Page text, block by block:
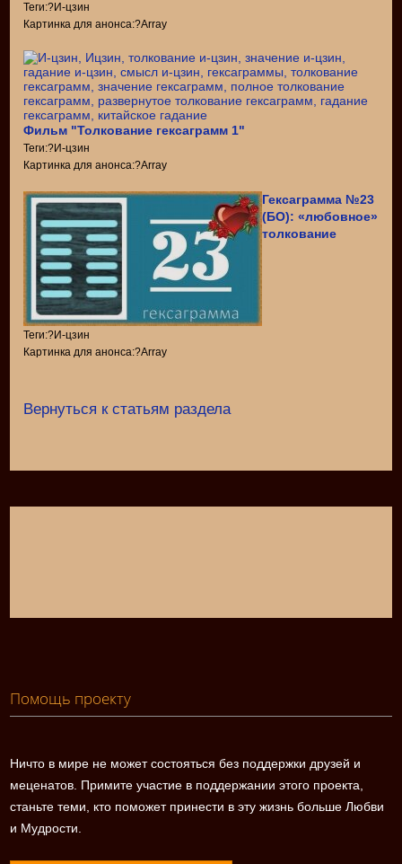
Теги:?И-цзин
Картинка для анонса:?Array
Фильм "Толкование гексаграмм 1"
Теги:?И-цзин
Картинка для анонса:?Array
Гексаграмма №23
(БО): «любовное»
толкование
Теги:?И-цзин
Картинка для анонса:?Array
Вернуться к статьям раздела
Помощь проекту
Ничто в мире не может состояться без поддержки друзей и
меценатов. Примите участие в поддержании этого проекта,
станьте теми, кто поможет принести в эту жизнь больше Любви
и Мудрости.